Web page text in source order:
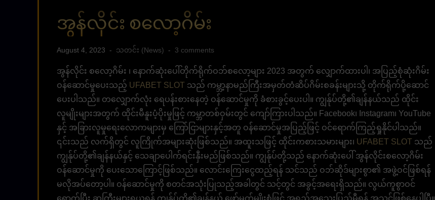
အွန်လိုင်း စလော့ဂိမ်း
August 4, 2023 သတင်း (News) 3 comments
အွန်လိုင်း စလော့ဂိမ်း ၊ နောက်ဆုံးပေါ်တိုက်ရိုက်ဝဘ်စလော့များ 2023 အတွက် လျှောက်ထားပါ၊ အပြည့်စုံဆုံးဂိမ်း
ဝန်ဆောင်မှုပေးသည့် UFABET SLOT သည် ကမ္ဘာ့နာမည်ကြီးအမှတ်တံဆိပ်ဂိမ်းစခန်းများသို့ တိုက်ရိုက်ပို့ဆောင်
ပေးပါသည်။ တလျှောက်လုံး ရေပန်းစားနေတဲ့ ဝန်ဆောင်မှုကို ခံစားခွင့်ပေးပါ။ ကျွန်ုပ်တို့၏ချန်နယ်သည် ထိုင်း
လူမျိုးများအတွက် ထိုင်းမီနူးပံ့ပိုးမှုဖြင့် ကမ္ဘာတစ်ဝှမ်းတွင် ကျော်ကြားပါသည်။ Facebook၊ Instagram၊ YouTube
နှင့် အခြားလူမှုရေးလောကများမှ ကြော်ငြာများနှင့်အတူ ဝန်ဆောင်မှုအပြည့်ဖြင့် ဝင်ရောက်ကြည့်ရှုနိုင်ပါသည်။
၎င်းသည် လက်ရှိတွင် လူကြိုက်အများဆုံးဖြစ်သည်။ အထူးသဖြင့် ထိုင်းကစားသမားများ၊ UFABET SLOT သည်
ကျွန်ုပ်တို့၏ချန်နယ်နှင့် သေချာပေါက်ရင်းနှီးမည်ဖြစ်သည်။ ကျွန်ုပ်တို့သည် နောက်ဆုံးပေါ် အွန်လိုင်းစလော့ဂိမ်း
ဝန်ဆောင်မှုကို ပေးသောကြောင့်ဖြစ်သည်။ လောင်းကြေးငွေထည့်ရန် သင်သည် ဝဘ်ဆိုဒ်များစွာ၏ အဖွဲ့ဝင်ဖြစ်ရန်
မလိုအပ်တော့ပါ။ ဝန်ဆောင်မှုကို စတင်အသုံးပြုသည့်အခါတွင် သင့်တွင် အခွင့်အရေးရှိသည်။ လွယ်ကူစွာဝင်